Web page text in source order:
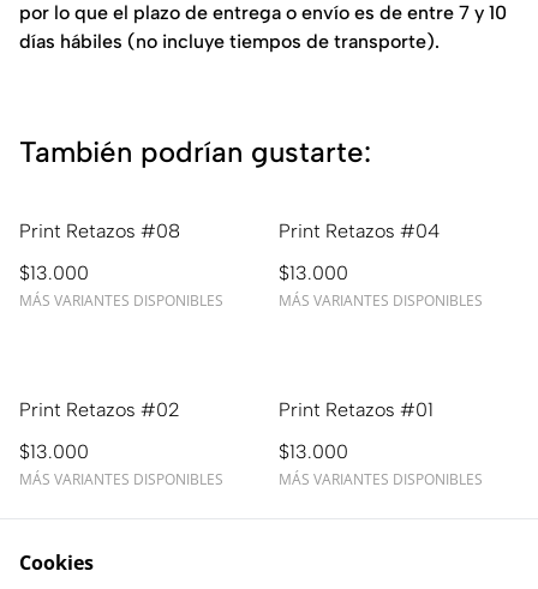
por lo que el plazo de entrega o envío es de entre 7 y 10
días hábiles (no incluye tiempos de transporte).
También podrían gustarte:
Print Retazos #08
$13.000
MÁS VARIANTES DISPONIBLES
Print Retazos #04
$13.000
MÁS VARIANTES DISPONIBLES
Print Retazos #02
$13.000
MÁS VARIANTES DISPONIBLES
Print Retazos #01
$13.000
MÁS VARIANTES DISPONIBLES
Cookies